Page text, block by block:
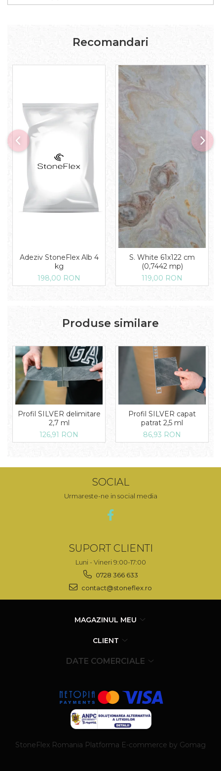
Recomandari
Adeziv StoneFlex Alb 4
kg
198,00 RON
S. White 61x122 cm
(0,7442 mp)
119,00 RON
Produse similare
Profil SILVER delimitare
2,7 ml
126,91 RON
Profil SILVER capat
patrat 2,5 ml
86,93 RON
SOCIAL
Urmareste-ne in social media
SUPORT CLIENTI
Luni - Vineri 9:00-17:00
0728 366 633
contact@stoneflex.ro
MAGAZINUL MEU
CLIENT
DATE COMERCIALE
StoneFlex Romania Platforma E-commerce by Gomag